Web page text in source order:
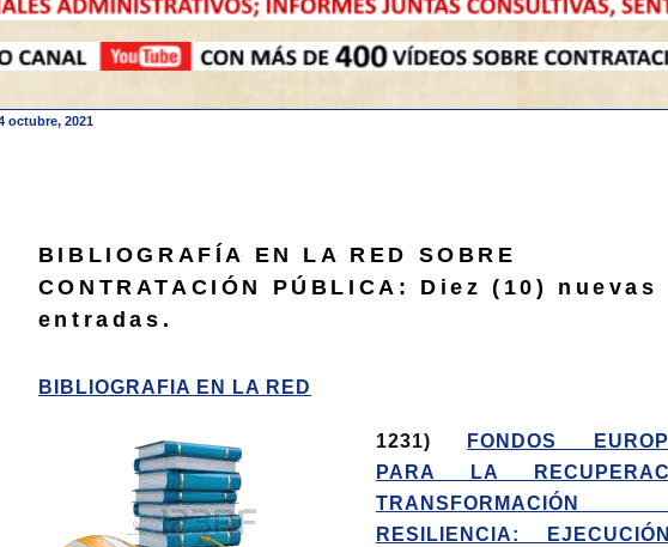
BIBLIOGRAFÍA EN LA RED SOBRE
CONTRATACIÓN PÚBLICA: Diez (10) nuevas
entradas.
octubre, 2021
BIBLIOGRAFIA EN LA RED
1231)
FONDOS
PARA LA
RESILIENCIA: